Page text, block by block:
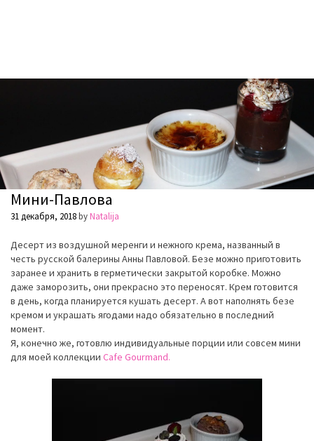
Мини-Павлова
31 декабря, 2018byNatalija
Десерт из воздушной меренги и нежного крема, названный в
честь русской балерины Анны Павловой. Безе можно приготовить
заранее и хранить в герметически закрытой коробке. Можно
даже заморозить, они прекрасно это переносят. Крем готовится
в день, когда планируется кушать десерт. А вот наполнять безе
кремом и украшать ягодами надо обязательно в последний
момент.
Я, конечно же, готовлю индивидуальные порции или совсем мини
для моей коллекции Cafe Gourmand.